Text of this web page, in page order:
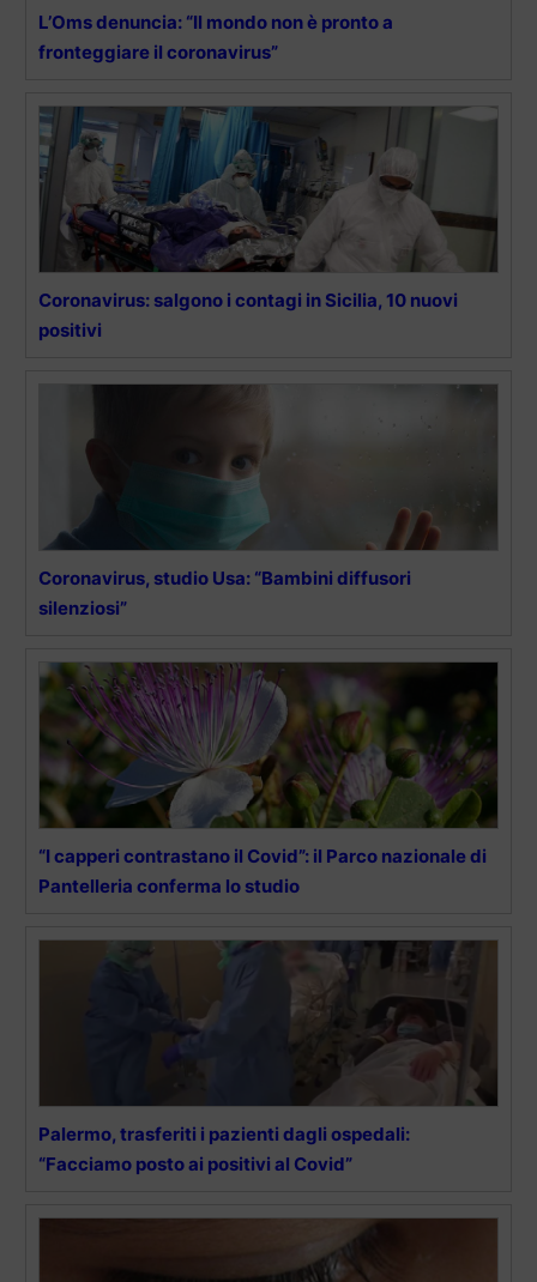
L’Oms denuncia: “Il mondo non è pronto a
fronteggiare il coronavirus”
Coronavirus: salgono i contagi in Sicilia, 10 nuovi
positivi
Coronavirus, studio Usa: “Bambini diffusori
silenziosi”
“I capperi contrastano il Covid”: il Parco nazionale di
Pantelleria conferma lo studio
Palermo, trasferiti i pazienti dagli ospedali:
“Facciamo posto ai positivi al Covid”